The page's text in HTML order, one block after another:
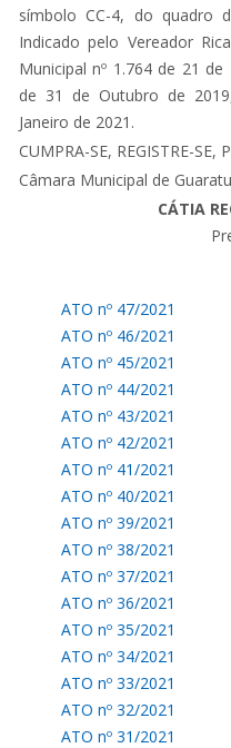
símbolo CC-4, do quadro
Indicado pelo Vereador
Municipal nº 1.764 de 21
de 31 de Outubro de
Janeiro de 2021.
CUMPRA-SE, REGISTRE-SE,
Câmara Municipal de
CÁTIA
ATO nº 47/2021
ATO nº 46/2021
ATO nº 45/2021
ATO nº 44/2021
ATO nº 43/2021
ATO nº 42/2021
ATO nº 41/2021
ATO nº 40/2021
ATO nº 39/2021
ATO nº 38/2021
ATO nº 37/2021
ATO nº 36/2021
ATO nº 35/2021
ATO nº 34/2021
ATO nº 33/2021
ATO nº 32/2021
ATO nº 31/2021